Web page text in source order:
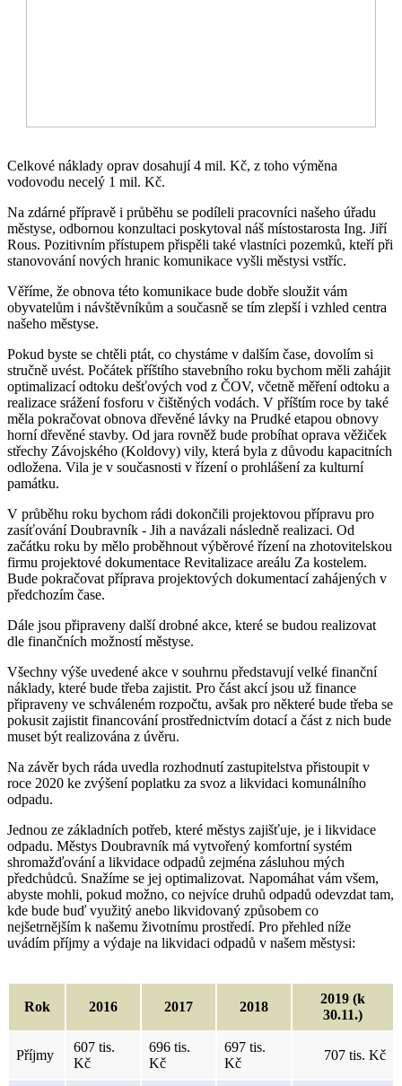
Celkové náklady oprav dosahují 4 mil. Kč, z toho výměna
vodovodu necelý 1 mil. Kč.
Na zdárné přípravě i průběhu se podíleli pracovníci našeho úřadu
městyse, odbornou konzultaci poskytoval náš místostarosta Ing. Jiří
Rous. Pozitivním přístupem přispěli také vlastníci pozemků, kteří při
stanovování nových hranic komunikace vyšli městysi vstříc.
Věříme, že obnova této komunikace bude dobře sloužit vám
obyvatelům i návštěvníkům a současně se tím zlepší i vzhled centra
našeho městyse.
Pokud byste se chtěli ptát, co chystáme v dalším čase, dovolím si
stručně uvést. Počátek příštího stavebního roku bychom měli zahájit
optimalizací odtoku dešťových vod z ČOV, včetně měření odtoku a
realizace srážení fosforu v čištěných vodách. V příštím roce by také
měla pokračovat obnova dřevěné lávky na Prudké etapou obnovy
horní dřevěné stavby. Od jara rovněž bude probíhat oprava věžiček
střechy Závojského (Koldovy) vily, která byla z důvodu kapacitních
odložena. Vila je v současnosti v řízení o prohlášení za kulturní
památku.
V průběhu roku bychom rádi dokončili projektovou přípravu pro
zasíťování Doubravník - Jih a navázali následně realizaci. Od
začátku roku by mělo proběhnout výběrové řízení na zhotovitelskou
firmu projektové dokumentace Revitalizace areálu Za kostelem.
Bude pokračovat příprava projektových dokumentací zahájených v
předchozím čase.
Dále jsou připraveny další drobné akce, které se budou realizovat
dle finančních možností městyse.
Všechny výše uvedené akce v souhrnu představují velké finanční
náklady, které bude třeba zajistit. Pro část akcí jsou už finance
připraveny ve schváleném rozpočtu, avšak pro některé bude třeba se
pokusit zajistit financování prostřednictvím dotací a část z nich bude
muset být realizována z úvěru.
Na závěr bych ráda uvedla rozhodnutí zastupitelstva přistoupit v
roce 2020 ke zvýšení poplatku za svoz a likvidaci komunálního
odpadu.
Jednou ze základních potřeb, které městys zajišťuje, je i likvidace
odpadu. Městys Doubravník má vytvořený komfortní systém
shromažďování a likvidace odpadů zejména zásluhou mých
předchůdců. Snažíme se jej optimalizovat. Napomáhat vám všem,
abyste mohli, pokud možno, co nejvíce druhů odpadů odevzdat tam,
kde bude buď využitý anebo likvidovaný způsobem co
nejšetrnějším k našemu životnímu prostředí. Pro přehled níže
uvádím příjmy a výdaje na likvidaci odpadů v našem městysi:
Rok 2016 2017 2018
2019 (k
30.11.)
Příjmy
607 tis.
Kč
696 tis.
Kč
697 tis.
Kč
707 tis. Kč